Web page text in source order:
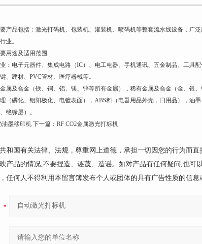
产品包括：激光打码机、包装机、灌装机、喷码机等整套流水线设备，广
业。
用途及适用范围
：电子元器件、集成电路（IC）、电工电器、手机通讯、五金制品、工具
、建材、PVC管材、医疗器械等。
属及合金（铁、铜、铝、镁、锌等所有金属），稀有金属及合金（金、银
（磷化、铝阳极化、电镀表面），ABS料（电器用品外壳，日用品），油
绝缘层）。
油墨移印机 下一篇： RF CO2金属激光打标机
和国有关法律、法规，尊重网上道德，承担一切因您的行为而直
产品的情况,不要捏造、诬蔑、造谣。如对产品有任何疑问,也可
任何人不得利用本留言簿发布个人或团体的具有广告性质的信息